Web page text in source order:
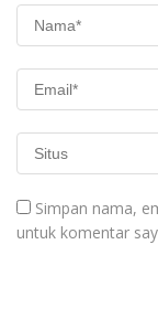
Simpan nama,
untuk komentar